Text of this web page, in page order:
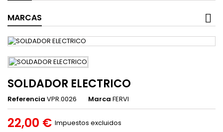
MARCAS
SOLDADOR ELECTRICO
Referencia VPR.0026 Marca FERVI
22,00 € Impuestos excluidos